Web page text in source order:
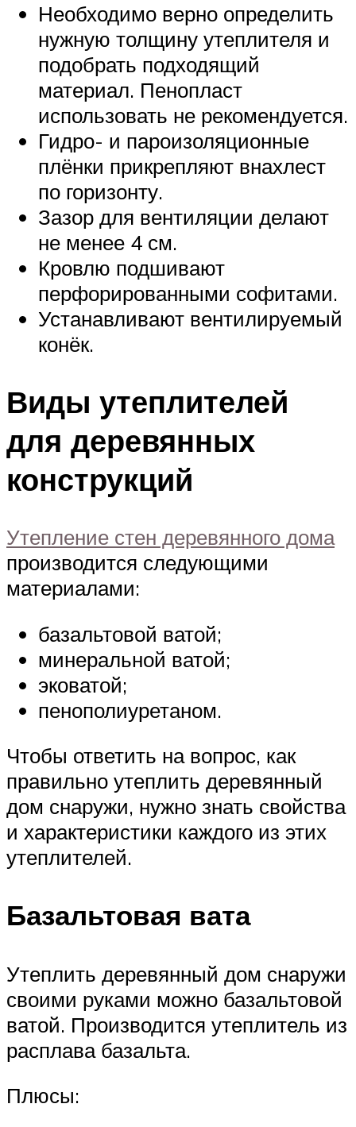
Необходимо верно определить
нужную толщину утеплителя и
подобрать подходящий
материал. Пенопласт
использовать не рекомендуется.
Гидро- и пароизоляционные
плёнки прикрепляют внахлест
по горизонту.
Зазор для вентиляции делают
не менее 4 см.
Кровлю подшивают
перфорированными софитами.
Устанавливают вентилируемый
конёк.
Виды утеплителей
для деревянных
конструкций
Утепление стен деревянного дома
производится следующими
материалами:
базальтовой ватой;
минеральной ватой;
эковатой;
пенополиуретаном.
Чтобы ответить на вопрос, как
правильно утеплить деревянный
дом снаружи, нужно знать свойства
и характеристики каждого из этих
утеплителей.
Базальтовая вата
Утеплить деревянный дом снаружи
своими руками можно базальтовой
ватой. Производится утеплитель из
расплава базальта.
Плюсы: